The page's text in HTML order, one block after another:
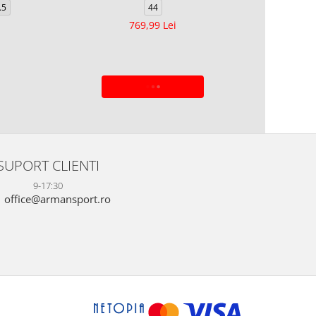
44
769,99 Lei
ADAUGA IN COS
CLIENTI
9-17:30
office@armansport.ro